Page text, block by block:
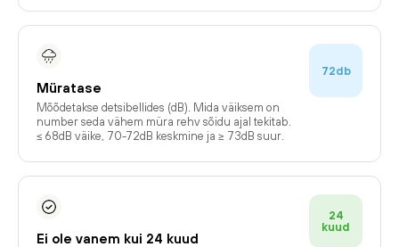
Müratase
Mõõdetakse detsibellides (dB). Mida väiksem on
number seda vähem müra rehv sõidu ajal tekitab.
≤ 68dB väike, 70-72dB keskmine ja ≥ 73dB suur.
72db
Ei ole vanem kui 24 kuud
24
kuud